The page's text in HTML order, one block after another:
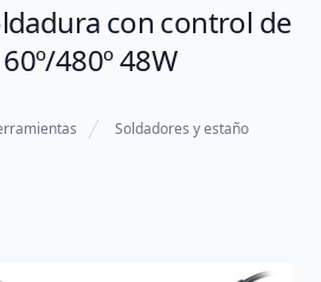
con control de
480º 48W
Soldadores y estaño